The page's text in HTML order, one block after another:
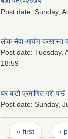
Post date: Sunday,
लोक सेवा आयोग दरखास्त
Post date: Tuesday,
18:59
घर बाटो प्रमाणित गरी पाउँ
Post date: Sunday,
Pages
« first ‹